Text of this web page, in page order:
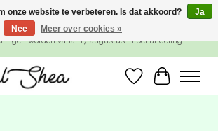
gesloten van 27 juli t/m 16 augustus. Bestellen is nog
worden vanaf 17 augustus in behandeling
Verlanglijst
onze website te verbeteren. Is dat akkoord?
Ja
Nee
Meer over cookies »